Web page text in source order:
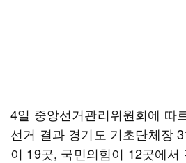
4일 중앙선거관리위원회에 따
선거 결과 경기도 기초단체장
이 19곳, 국민의힘이 12곳에서